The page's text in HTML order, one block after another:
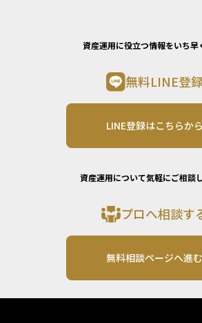
資産運用に役立つ情報をいち早
無料LINE登
LINE登録はこちらから
資産運用について気軽にご相談
プロへ相談す
無料相談ページへ進む